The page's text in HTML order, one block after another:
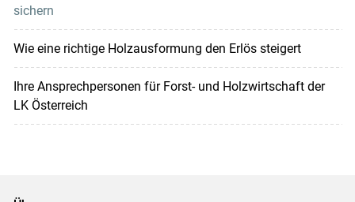
sichern
Wie eine richtige Holzausformung den Erlös steigert
Ihre Ansprechpersonen für Forst- und Holzwirtschaft der
LK Österreich